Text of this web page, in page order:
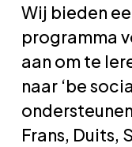
Wij bieden
programma
aan om te
naar ‘be
Frans, Duits,